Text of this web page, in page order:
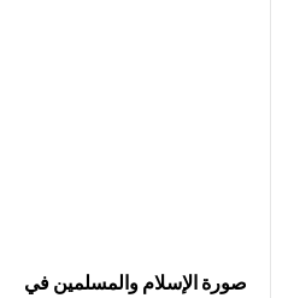
صورة الإسلام والمسلمين في